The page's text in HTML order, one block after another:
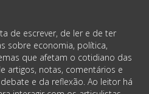
de escrever, de ler e de ter
sobre economia, política,
que afetam o cotidiano das
artigos, notas, comentários e
e da reflexão. Ao leitor há